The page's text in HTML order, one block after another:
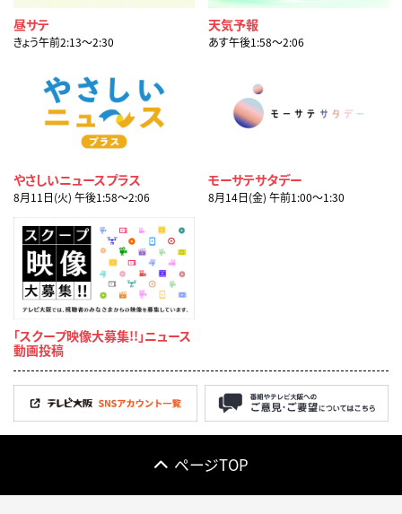
昼サテ
きょう午前2:13〜2:30
天気予報
あす午後1:58〜2:06
やさしいニュースプラス
8月11日(火) 午後1:58〜2:06
モーサテサタデー
8月14日(金) 午前1:00〜1:30
「スクープ映像大募集!!」ニュース
動画投稿
ページTOP